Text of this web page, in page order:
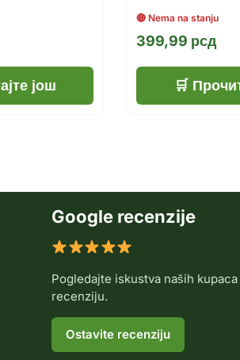
још
399,99 рсд
Google recenzije
Pogledajte iskustva naših
recenziju.
Ostavite recenziju